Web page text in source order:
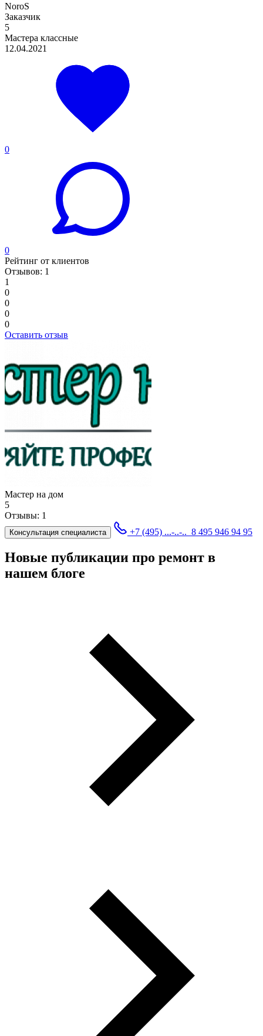
NoroS
Заказчик
5
Мастера классные
12.04.2021
0
0
Рейтинг от клиентов
Отзывов: 1
1
0
0
0
0
Оставить отзыв
Мастер на дом
5
Отзывы: 1
Консультация специалиста +7 (495) ...-..-.. 8 495 946 94 95
Новые публикации про ремонт в
нашем блоге